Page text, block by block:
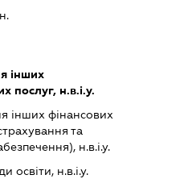
інших
послуг, н.в.і.у.
інших фінансових
та
н.в.і.у.
освіти, н.в.і.у.